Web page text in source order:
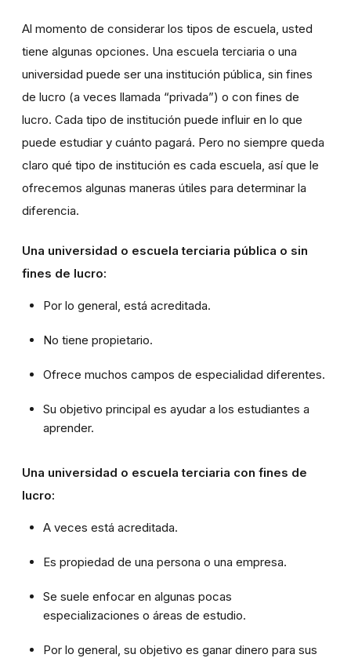
Al momento de considerar los tipos de escuela, usted
tiene algunas opciones. Una escuela terciaria o una
universidad puede ser una institución pública, sin fines
de lucro (a veces llamada “privada”) o con fines de
lucro. Cada tipo de institución puede influir en lo que
puede estudiar y cuánto pagará. Pero no siempre queda
claro qué tipo de institución es cada escuela, así que le
ofrecemos algunas maneras útiles para determinar la
diferencia.
Una universidad o escuela terciaria pública o sin
fines de lucro:
Por lo general, está acreditada.
No tiene propietario.
Ofrece muchos campos de especialidad diferentes.
Su objetivo principal es ayudar a los estudiantes a
aprender.
Una universidad o escuela terciaria con fines de
lucro:
A veces está acreditada.
Es propiedad de una persona o una empresa.
Se suele enfocar en algunas pocas
especializaciones o áreas de estudio.
Por lo general, su objetivo es ganar dinero para sus